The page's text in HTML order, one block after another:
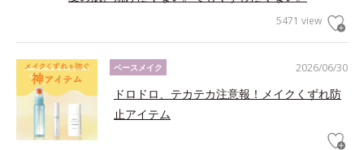
5471 view
2026/06/30
ベースメイク
ドロドロ、テカテカ注意報！メイクくずれ防
止アイテム